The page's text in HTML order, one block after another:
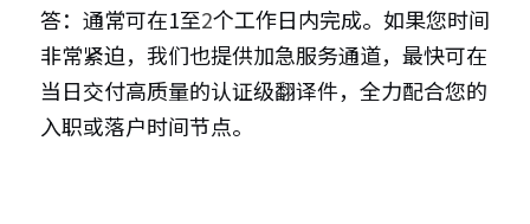
答：通常可在1至2个工作日内完成。如果您时间
非常紧迫，我们也提供加急服务通道，最快可在
当日交付高质量的认证级翻译件，全力配合您的
入职或落户时间节点。